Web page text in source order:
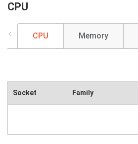
CPU
CPU Memory
Socket Family